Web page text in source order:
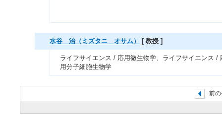
水谷 治（ミズタニ オサム） [ 教授 ]
ライフサイエンス / 応用微生物学、ライフサイエンス /
用分子細胞生物学
前